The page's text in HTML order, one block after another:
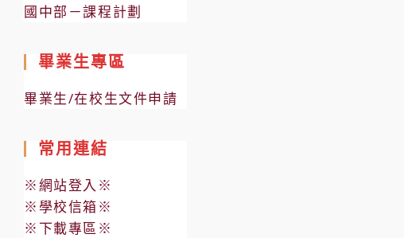
國中部－課程計劃
畢業生專區
畢業生/在校生文件申請
常用連結
※網站登入※
※學校信箱※
※下載專區※